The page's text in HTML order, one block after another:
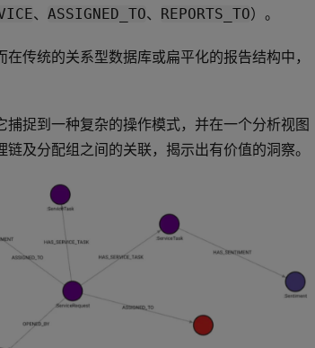
、 ASSIGNED_TO、 REPORTS_TO）。
传统的关系型数据库或扁平化的报告结构中，
捉到一种复杂的操作模式，并在一个分析视图
及分配组之间的关联，揭示出有价值的洞察。